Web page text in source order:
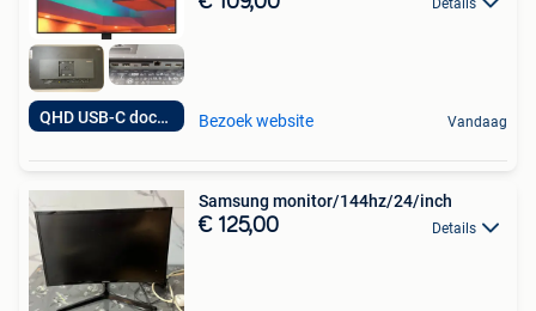
QHD USB-C docking
Details
Bezoek website Vandaag
Samsung monitor/144hz/24/inch
€ 125,00 Details